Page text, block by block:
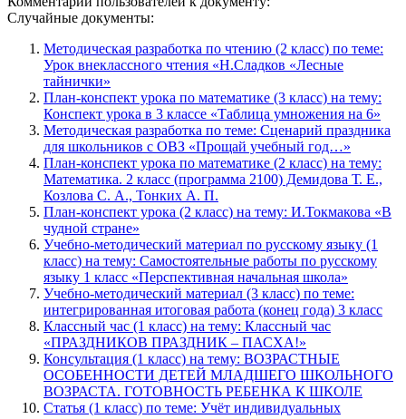
Случайные документы:
Методическая разработка по чтению (2 класс) по теме:
Урок внеклассного чтения «Н.Сладков «Лесные
тайнички»
План-конспект урока по математике (3 класс) на тему:
Конспект урока в 3 классе «Таблица умножения на 6»
Методическая разработка по теме: Сценарий праздника
для школьников с ОВЗ «Прощай учебный год…»
План-конспект урока по математике (2 класс) на тему:
Математика. 2 класс (программа 2100) Демидова Т. Е.,
Козлова С. А., Тонких А. П.
План-конспект урока (2 класс) на тему: И.Токмакова «В
чудной стране»
Учебно-методический материал по русскому языку (1
класс) на тему: Самостоятельные работы по русскому
языку 1 класс «Перспективная начальная школа»
Учебно-методический материал (3 класс) по теме:
интегрированная итоговая работа (конец года) 3 класс
Классный час (1 класс) на тему: Классный час
«ПРАЗДНИКОВ ПРАЗДНИК – ПАСХА!»
Консультация (1 класс) на тему: ВОЗРАСТНЫЕ
ОСОБЕННОСТИ ДЕТЕЙ МЛАДШЕГО ШКОЛЬНОГО
ВОЗРАСТА. ГОТОВНОСТЬ РЕБЕНКА К ШКОЛЕ
Статья (1 класс) по теме: Учёт индивидуальных